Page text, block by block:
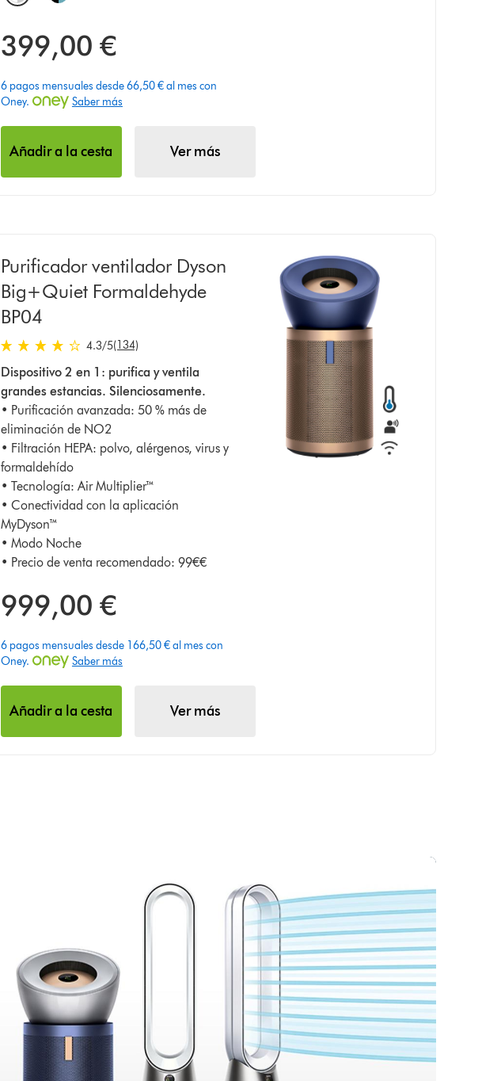
399,00 €
6 pagos mensuales desde 66,50 € al mes con
Oney.
Saber más
Añadir a la cesta Ver más
Purificador ventilador Dyson
Big+Quiet Formaldehyde
BP04
4.3
estrellas
de
5
de
134
Ratings
4.3/5(134)
Dispositivo 2 en 1: purifica y ventila
grandes estancias. Silenciosamente.
• Purificación avanzada: 50 % más de
eliminación de NO2
• Filtración HEPA: polvo, alérgenos, virus y
formaldehído
• Tecnología: Air Multiplier™
• Conectividad con la aplicación
MyDyson™
• Modo Noche
• Precio de venta recomendado: 99€€
999,00 €
6 pagos mensuales desde 166,50 € al mes con
Oney.
Saber más
Añadir a la cesta Ver más